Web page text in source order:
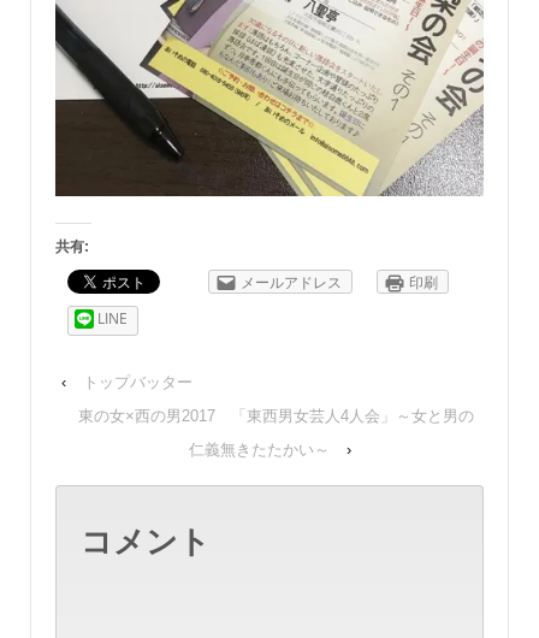
共有:
メールアドレス
印刷
LINE
‹
トップバッター
東の女×西の男2017 「東西男女芸人4人会」～女と男の
仁義無きたたかい～
›
コメント